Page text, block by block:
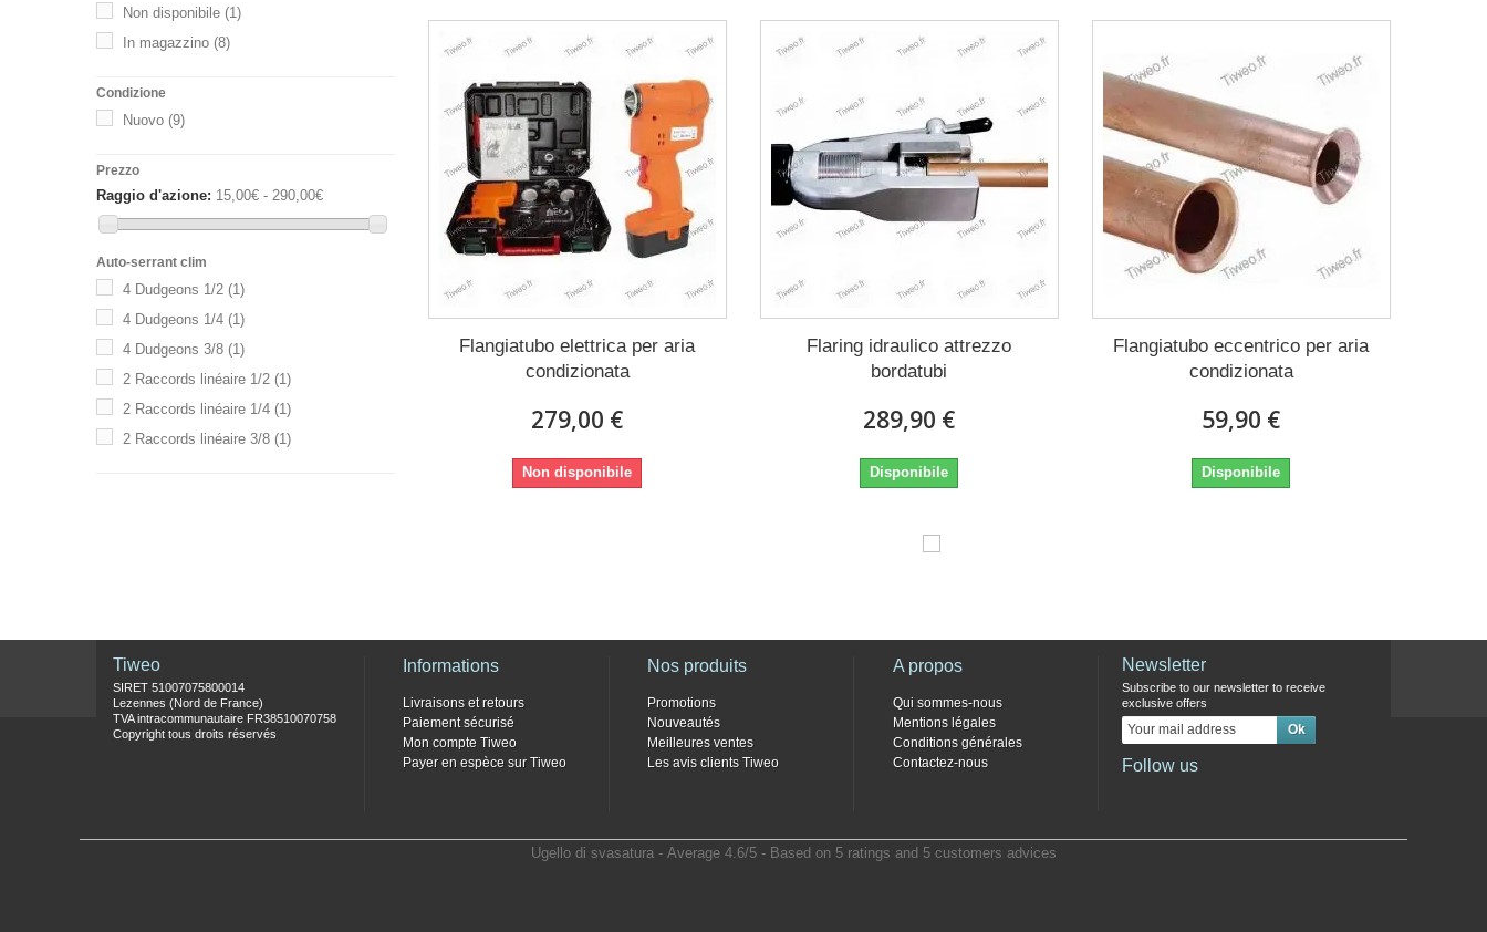
Non disponibile (1)
In magazzino (8)
Condizione
Nuovo (9)
Prezzo
Raggio d'azione: 15,00€ - 290,00€
Auto-serrant clim
4 Dudgeons 1/2 (1)
4 Dudgeons 1/4 (1)
4 Dudgeons 3/8 (1)
2 Raccords linéaire 1/2 (1)
2 Raccords linéaire 1/4 (1)
2 Raccords linéaire 3/8 (1)
Flangiatubo elettrica per aria
condizionata
279,00 €
Non disponibile
Flaring idraulico attrezzo
bordatubi
289,90 €
Disponibile
Flangiatubo eccentrico per aria
condizionata
59,90 €
Disponibile
Tiweo
SIRET 51007075800014
Lezennes (Nord de France)
TVA intracommunautaire FR38510070758
Copyright tous droits réservés
Informations
Livraisons et retours
Paiement sécurisé
Mon compte Tiweo
Payer en espèce sur Tiweo
Nos produits
Promotions
Nouveautés
Meilleures ventes
Les avis clients Tiweo
A propos
Qui sommes-nous
Mentions légales
Conditions générales
Contactez-nous
Newsletter
Subscribe to our newsletter to receive
exclusive offers
Follow us
Ugello di svasatura - Average 4.6/5- Based on 5ratings and 5customers advices